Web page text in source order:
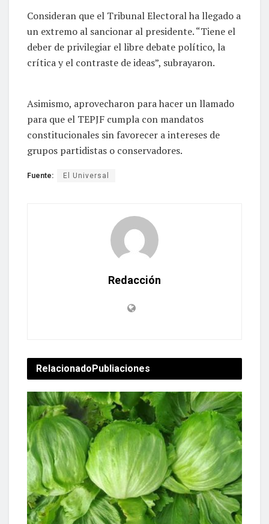
Consideran que el Tribunal Electoral ha llegado a
un extremo al sancionar al presidente. “Tiene el
deber de privilegiar el libre debate político, la
crítica y el contraste de ideas”, subrayaron.
Asimismo, aprovecharon para hacer un llamado
para que el TEPJF cumpla con mandatos
constitucionales sin favorecer a intereses de
grupos partidistas o conservadores.
Fuente: El Universal
Redacción
RelacionadoPubliaciones